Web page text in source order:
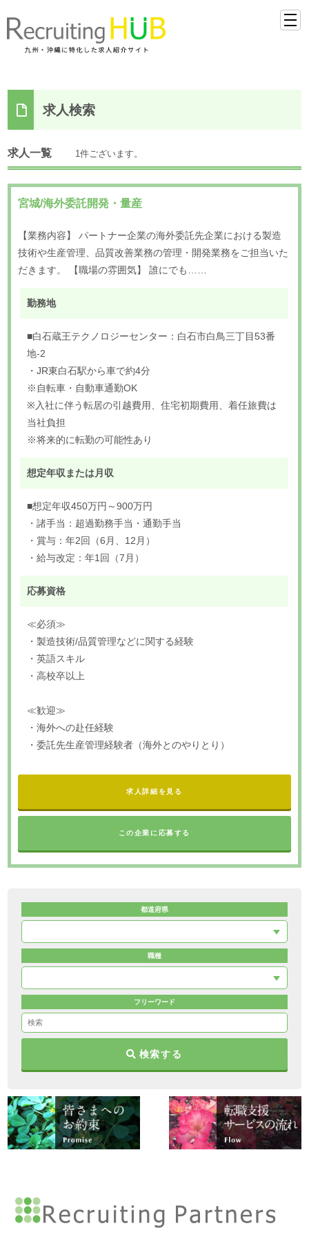
求人検索
求人一覧 1件ございます。
宮城/海外委託開発・量産
【業務内容】 パートナー企業の海外委託先企業における製造
技術や生産管理、品質改善業務の管理・開発業務をご担当いた
だきます。 【職場の雰囲気】 誰にでも……
勤務地
■白石蔵王テクノロジーセンター：白石市白鳥三丁目53番
地-2
・JR東白石駅から車で約4分
※自転車・自動車通勤OK
※入社に伴う転居の引越費用、住宅初期費用、着任旅費は
当社負担
※将来的に転勤の可能性あり
想定年収または月収
■想定年収450万円～900万円
・諸手当：超過勤務手当・通勤手当
・賞与：年2回（6月、12月）
・給与改定：年1回（7月）
応募資格
≪必須≫
・製造技術/品質管理などに関する経験
・英語スキル
・高校卒以上
≪歓迎≫
・海外への赴任経験
・委託先生産管理経験者（海外とのやりとり）
求人詳細を見る
この企業に応募する
都道府県
職種
フリーワード
検索する